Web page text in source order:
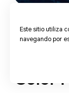
Color
Este sitio utiliza
navegando por